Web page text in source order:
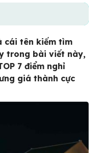
cái tên kiếm tìm
trong bài viết này,
7 điểm nghỉ
giá thành cực